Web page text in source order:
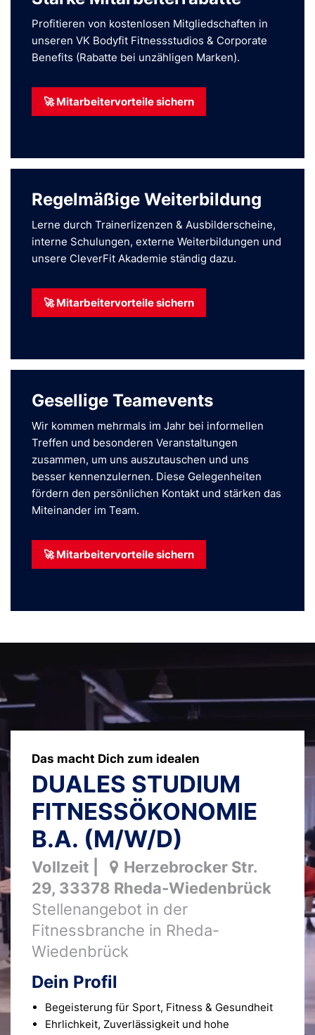
Profitieren von kostenlosen Mitgliedschaften in
unseren VK Bodyfit Fitnessstudios & Corporate
Benefits (Rabatte bei unzähligen Marken).
🚀 Mitarbeitervorteile sichern
Regelmäßige Weiterbildung
Lerne durch Trainerlizenzen & Ausbilderscheine,
interne Schulungen, externe Weiterbildungen und
unsere CleverFit Akademie ständig dazu.
🚀 Mitarbeitervorteile sichern
Gesellige Teamevents
Wir kommen mehrmals im Jahr bei informellen
Treffen und besonderen Veranstaltungen
zusammen, um uns auszutauschen und uns
besser kennenzulernen. Diese Gelegenheiten
fördern den persönlichen Kontakt und stärken das
Miteinander im Team.
🚀 Mitarbeitervorteile sichern
Das macht Dich zum idealen
DUALES STUDIUM
FITNESSÖKONOMIE
B.A. (M/W/D)
Vollzeit
Herzebrocker Str.
29, 33378 Rheda-Wiedenbrück
Stellenangebot in der
Fitnessbranche in Rheda-
Wiedenbrück
Dein Profil
Begeisterung für Sport, Fitness & Gesundheit
Ehrlichkeit, Zuverlässigkeit und hohe